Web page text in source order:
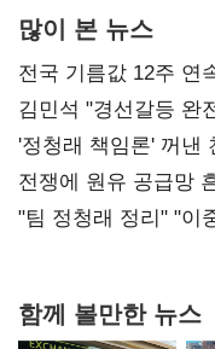
많이 본 뉴스
전국 기름값 12주 연
김민석 "경선갈등 완
사과부터"
'정청래 책임론' 꺼낸
때리기
전쟁에 원유 공급망
핵심으로 재부상
"팀 정청래 정리" "이
함께 볼만한 뉴스